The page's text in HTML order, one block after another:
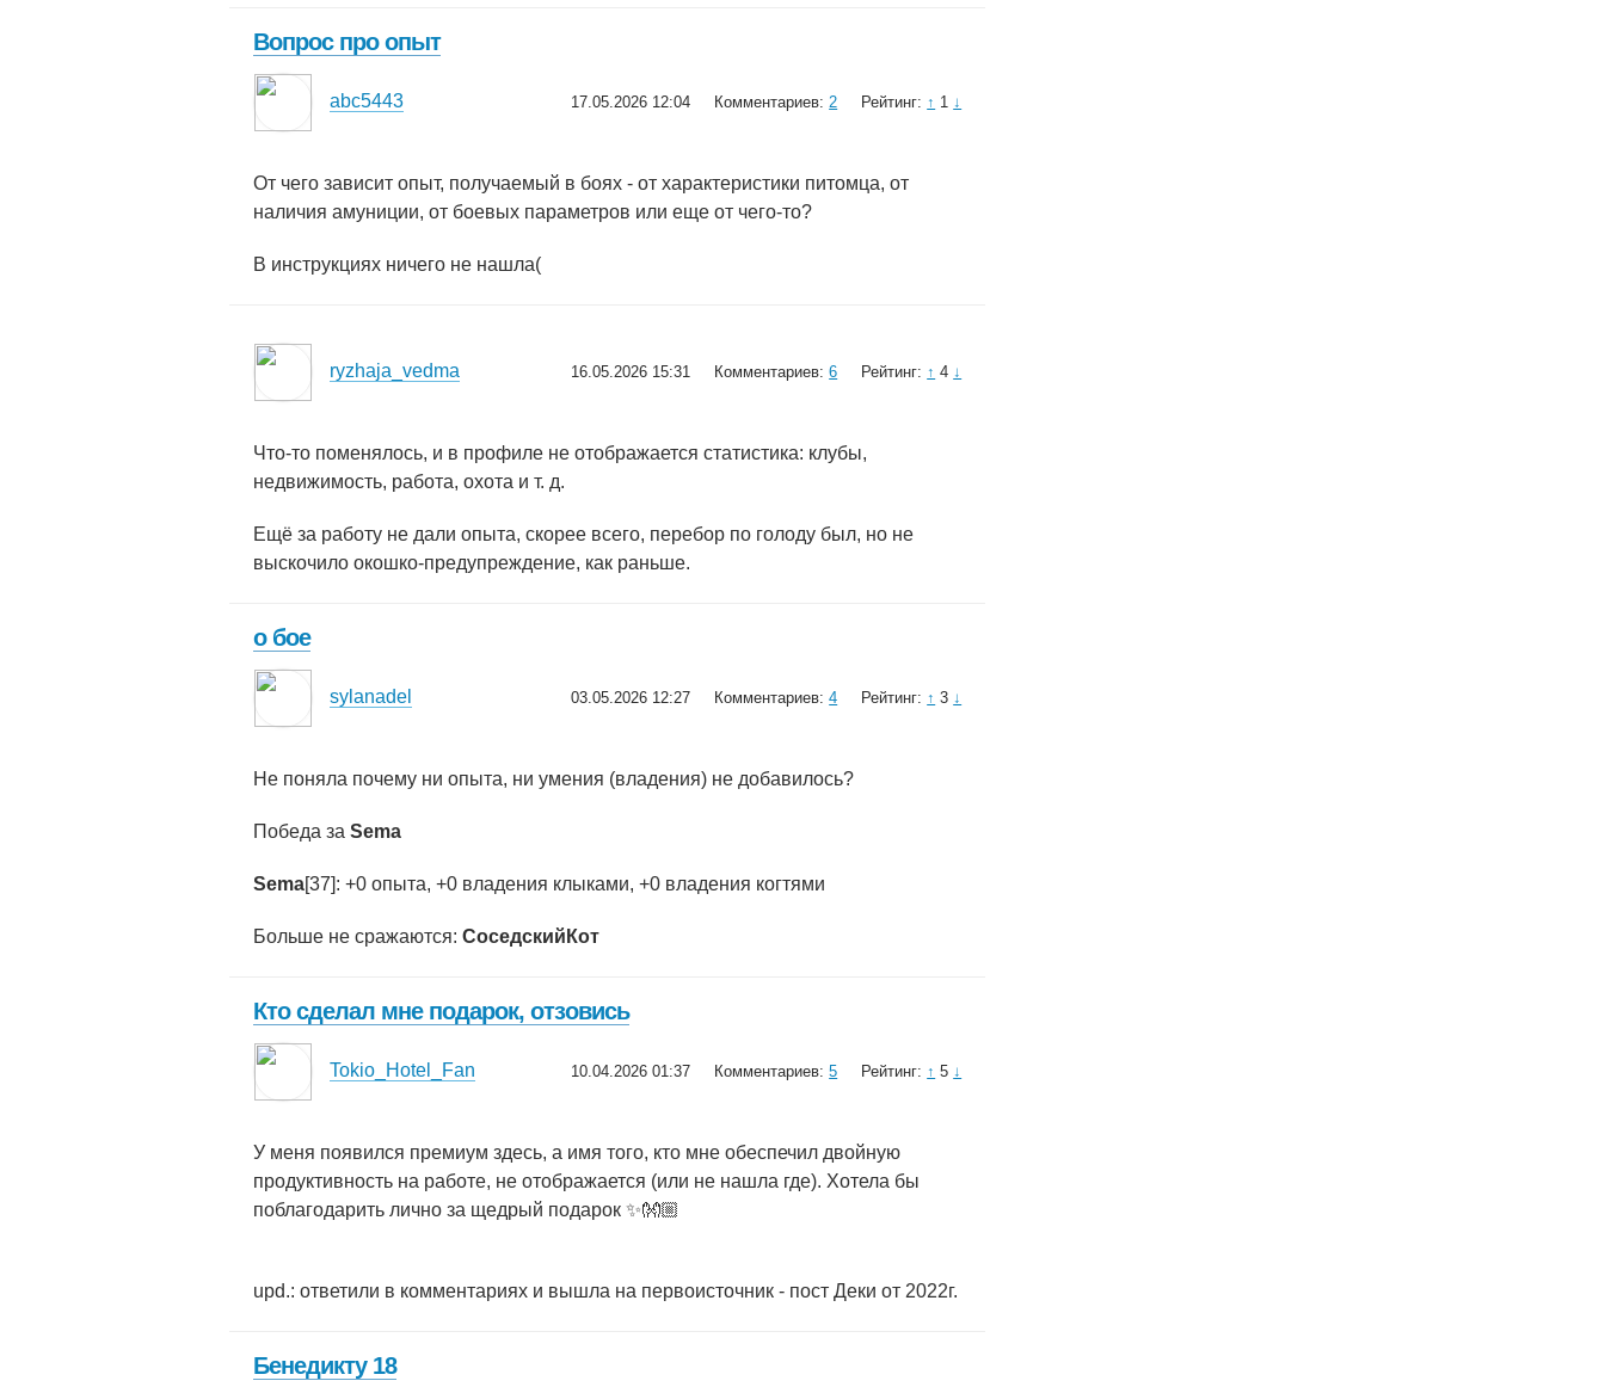
Вопрос про опыт
abc5443 17.05.2026 12:04 Комментариев:2 Рейтинг: ↑ 1 ↓
От чего зависит опыт, получаемый в боях - от характеристики питомца, от
наличия амуниции, от боевых параметров или еще от чего-то?
В инструкциях ничего не нашла(
ryzhaja_vedma 16.05.2026 15:31 Комментариев:6 Рейтинг: ↑ 4 ↓
Что-то поменялось, и в профиле не отображается статистика: клубы,
недвижимость, работа, охота и т. д.
Ещё за работу не дали опыта, скорее всего, перебор по голоду был, но не
выскочило окошко-предупреждение, как раньше.
о бое
sylanadel 03.05.2026 12:27 Комментариев:4 Рейтинг: ↑ 3 ↓
Не поняла почему ни опыта, ни умения (владения) не добавилось?
Победа за Sema
Sema[37]: +0 опыта, +0 владения клыками, +0 владения когтями
Больше не сражаются: СоседскийКот
Кто сделал мне подарок, отзовись
Tokio_Hotel_Fan 10.04.2026 01:37 Комментариев:5 Рейтинг: ↑ 5 ↓
У меня появился премиум здесь, а имя того, кто мне обеспечил двойную
продуктивность на работе, не отображается (или не нашла где). Хотела бы
поблагодарить лично за щедрый подарок ✨👐🏼
upd.: ответили в комментариях и вышла на первоисточник - пост Деки от 2022г.
Бенедикту 18